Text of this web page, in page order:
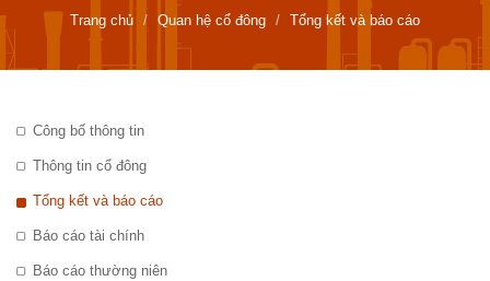
Trang chủ Quan hệ cổ đông Tổng kết và báo cáo
Công bố thông tin
Thông tin cổ đông
Tổng kết và báo cáo
Báo cáo tài chính
Báo cáo thường niên